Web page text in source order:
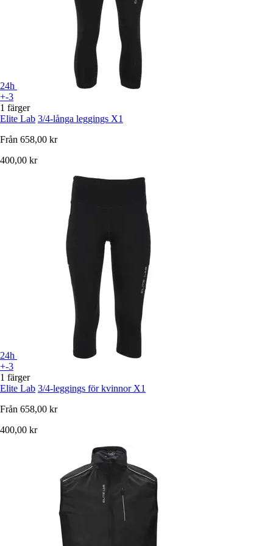
24h
+-3
1 färger
Elite Lab 3/4-långa leggings X1
Från 658,00 kr
400,00 kr
24h
+-3
1 färger
Elite Lab 3/4-leggings för kvinnor X1
Från 658,00 kr
400,00 kr